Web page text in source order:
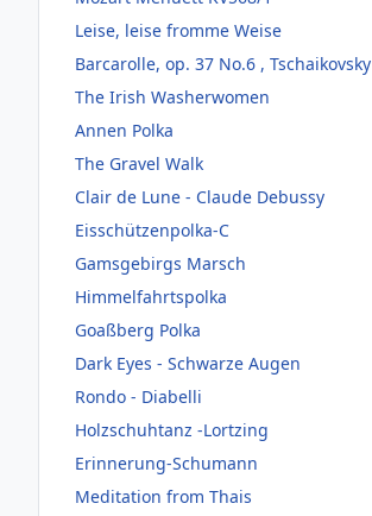
Leise, leise fromme Weise
Barcarolle, op. 37 No.6 , Tschaikovsky
The Irish Washerwomen
Annen Polka
The Gravel Walk
Clair de Lune - Claude Debussy
Eisschützenpolka-C
Gamsgebirgs Marsch
Himmelfahrtspolka
Goaßberg Polka
Dark Eyes - Schwarze Augen
Rondo - Diabelli
Holzschuhtanz -Lortzing
Erinnerung-Schumann
Meditation from Thais